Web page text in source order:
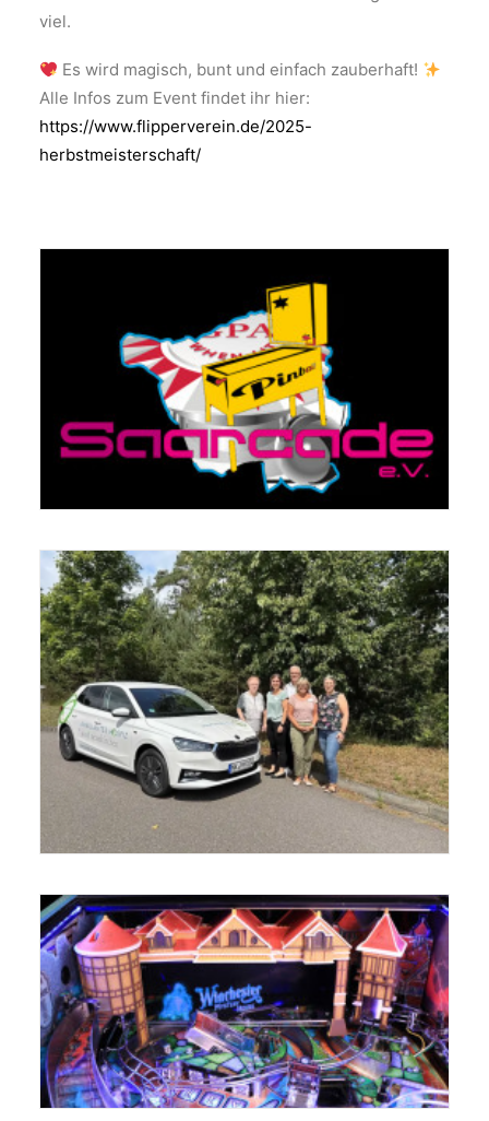
viel.
Es wird magisch, bunt und einfach zauberhaft!
Alle Infos zum Event findet ihr hier:
https://www.flipperverein.de/2025-
herbstmeisterschaft/